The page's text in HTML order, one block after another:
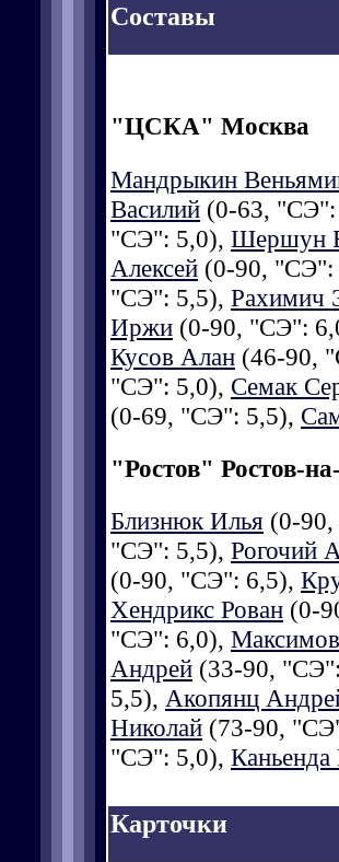
Составы
"ЦСКА" Москва
Мандрыкин
Василий (0-63,
"СЭ": 5,0), Шершун
Алексей (0-90,
"СЭ": 5,5), Рахимич
Иржи (0-90, "СЭ":
Кусов Алан (46-90,
"СЭ": 5,0), Семак
(0-69, "СЭ": 5,5),
"Ростов" Ростов-
Близнюк Илья (0-
"СЭ": 5,5), Рогочий
(0-90, "СЭ": 6,5),
Хендрикс Рован (0-
"СЭ": 6,0),
Андрей (33-90,
5,5), Акопянц
Николай (73-90,
"СЭ": 5,0),
Карточки